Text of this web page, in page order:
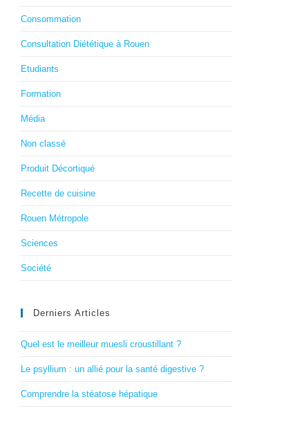
Consommation
Consultation Diététique à Rouen
Etudiants
Formation
Média
Non classé
Produit Décortiqué
Recette de cuisine
Rouen Métropole
Sciences
Société
Derniers Articles
Quel est le meilleur muesli croustillant ?
Le psyllium : un allié pour la santé digestive ?
Comprendre la stéatose hépatique